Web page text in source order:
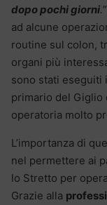
dopo pochi giorni.”
ad alcune
routine sul colon,
organi più
sono stati eseguiti
primario del Giglio
operatoria molto
L’importanza di
nel permettere ai
lo Stretto per
Grazie alla